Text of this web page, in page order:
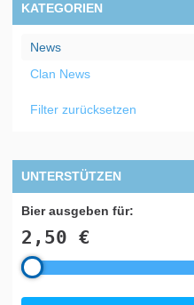
KATEGORIEN
News
Clan News
Filter zurücksetzen
UNTERSTÜTZEN
Bier ausgeben für:
2,50 €